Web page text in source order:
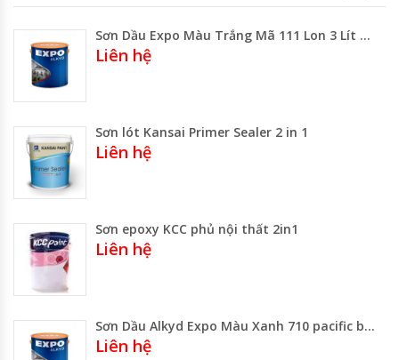
Sơn Dầu Expo Màu Trắng Mã 111 Lon 3 Lít – 800ml – Thùng 17.75 Lít
Liên hệ
Sơn lót Kansai Primer Sealer 2 in 1
Liên hệ
Sơn epoxy KCC phủ nội thất 2in1
Liên hệ
Sơn Dầu Alkyd Expo Màu Xanh 710 pacific blue Lon 3lít-800ml- Thùng 17.75 Lít
Liên hệ